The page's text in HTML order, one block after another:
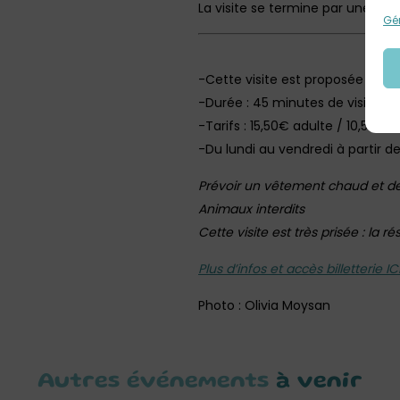
La visite se termine par une
-Cette visite est proposée toute
-Durée : 45 minutes de visite
-Tarifs : 15,50€ adulte / 10,50€
-Du lundi au vendredi à partir
Prévoir un vêtement chaud et
Animaux interdits
Cette visite est très prisée : la
Plus d’infos et accès billetterie ICI
Photo : Olivia Moysan
Autres événements à venir